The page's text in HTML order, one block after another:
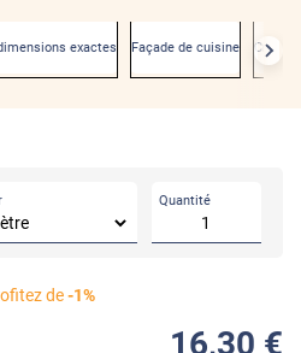
exactes Façade de cuisine
Quantité
de-1%
16,30 €